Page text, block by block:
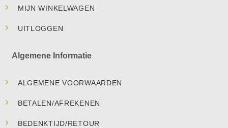
MIJN WINKELWAGEN
UITLOGGEN
Algemene Informatie
ALGEMENE VOORWAARDEN
BETALEN/AFREKENEN
BEDENKTIJD/RETOUR